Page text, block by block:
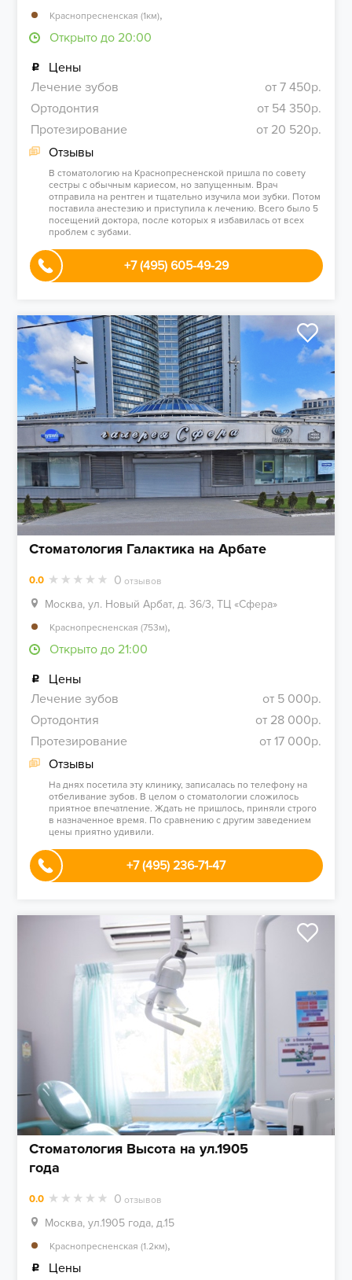
Краснопресненская (1км),
Открыто до 20:00
Цены
Лечение зубов
от 7 450р.
Ортодонтия
от 54 350р.
Протезирование
от 20 520р.
Отзывы
В стоматологию на Краснопресненской пришла по совету
сестры с обычным кариесом, но запущенным. Врач
отправила на рентген и тщательно изучила мои зубки. Потом
поставила анестезию и приступила к лечению. Всего было 5
посещений доктора, после которых я избавилась от всех
проблем с зубами.
+7 (495) 605-49-29
Стоматология Галактика на Арбате
0.0 0 отзывов
Москва, ул. Новый Арбат, д. 36/3, ТЦ «Сфера»
Краснопресненская (753м),
Открыто до 21:00
Цены
Лечение зубов
от 5 000р.
Ортодонтия
от 28 000р.
Протезирование
от 17 000р.
Отзывы
На днях посетила эту клинику, записалась по телефону на
отбеливание зубов. В целом о стоматологии сложилось
приятное впечатление. Ждать не пришлось, приняли строго
в назначенное время. По сравнению с другим заведением
цены приятно удивили.
+7 (495) 236-71-47
Стоматология Высота на ул.1905
года
0.0 0 отзывов
Москва, ул.1905 года, д.15
Краснопресненская (1.2км),
Цены